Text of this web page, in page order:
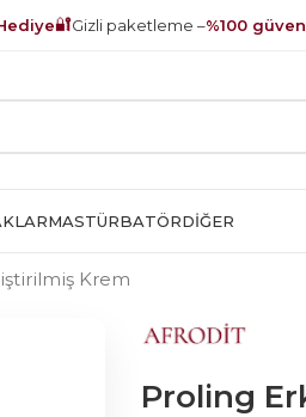
🔐Gizli paketleme –%100
MASTÜRBATÖRDIĞER
Krem
Proling